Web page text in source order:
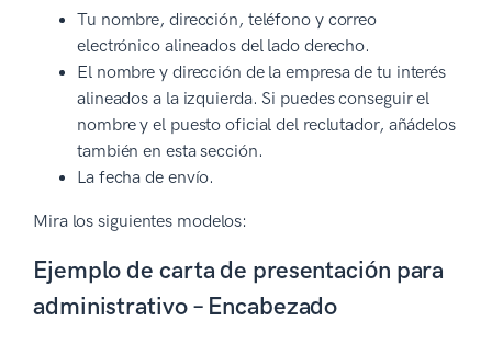
Tu nombre, dirección, teléfono y correo
electrónico alineados del lado derecho.
El nombre y dirección de la empresa de tu interés
alineados a la izquierda. Si puedes conseguir el
nombre y el puesto oficial del reclutador, añádelos
también en esta sección.
La fecha de envío.
Mira los siguientes modelos:
Ejemplo de carta de presentación para
administrativo – Encabezado